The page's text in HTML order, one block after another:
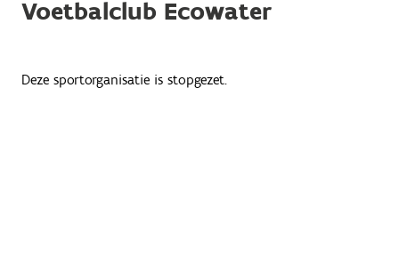
Voetbalclub Ecowater
Deze sportorganisatie is stopgezet.